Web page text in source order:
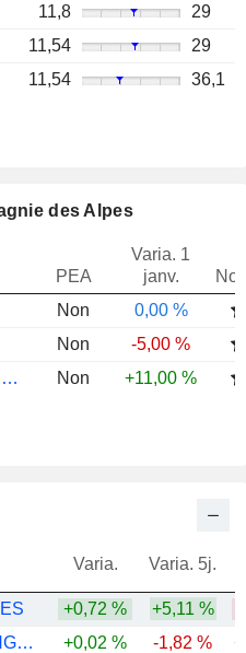
11,8
29
11,54
29
11,54 36,1
des Alpes
PEA
Varia. 1
janv.
Non
0,00 %
Non
-5,00 %
TIEPOLO MIDCAPS EUROPE C
Non +11,00 %
Varia. Varia. 5j.
+0,72 % +5,11 %
LIBERTY LIVE HOLDINGS, INC.
+0,02 % -1,82 %